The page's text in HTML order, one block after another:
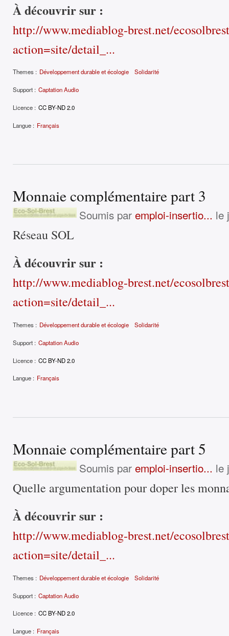
À découvrir sur :
http://www.mediablog-brest.net/
action=site/detail_...
Themes : Développement durable et écologie Solidarité
Support : Captation Audio
Licence : CC BY-ND 2.0
Langue : Français
Monnaie complémentaire part 3
Soumis par emploi-insertio... le
Réseau SOL
À découvrir sur :
http://www.mediablog-brest.net/
action=site/detail_...
Themes : Développement durable et écologie Solidarité
Support : Captation Audio
Licence : CC BY-ND 2.0
Langue : Français
Monnaie complémentaire part 5
Soumis par emploi-insertio... le
Quelle argumentation pour doper les
À découvrir sur :
http://www.mediablog-brest.net/
action=site/detail_...
Themes : Développement durable et écologie Solidarité
Support : Captation Audio
Licence : CC BY-ND 2.0
Langue : Français